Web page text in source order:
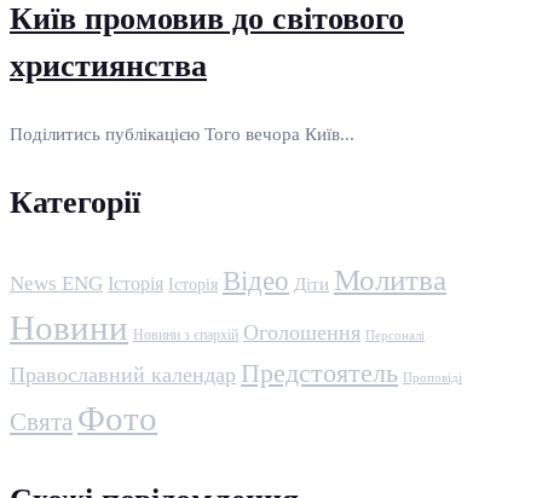
Київ промовив до світового
християнства
Поділитись публікацією Того вечора Київ...
Категорії
News ENG Історія Історія Відео Діти Молитва
Новини Новини з єпархій Оголошення Персоналі
Православний календар Предстоятель Проповіді
Свята Фото